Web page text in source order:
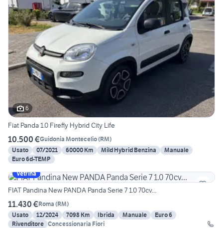
6
Fiat Panda 1.0 Firefly Hybrid City Life
10.500 €Guidonia Montecelio(RM)
Usato
07/2021 60000 Km Mild Hybrid Benzina
Manuale
Euro 6d-TEMP
Vetrina
FIAT Pandina New PANDA Panda Serie 7 1.0 70cv...
11.430 €Roma (RM)
Usato
12/2024 7098 Km Ibrida Manuale
Euro 6
Rivenditore Concessionaria Fiori